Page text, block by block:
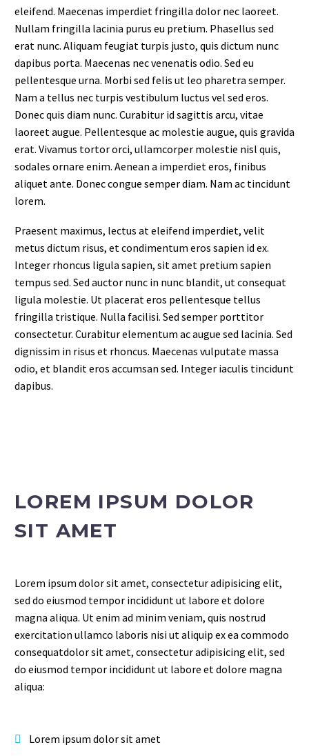
eleifend. Maecenas imperdiet fringilla dolor nec laoreet.
Nullam fringilla lacinia purus eu pretium. Phasellus sed
erat nunc. Aliquam feugiat turpis justo, quis dictum nunc
dapibus porta. Maecenas nec venenatis odio. Sed eu
pellentesque urna. Morbi sed felis ut leo pharetra semper.
Nam a tellus nec turpis vestibulum luctus vel sed eros.
Donec quis diam nunc. Curabitur id sagittis arcu, vitae
laoreet augue. Pellentesque ac molestie augue, quis gravida
erat. Vivamus tortor orci, ullamcorper molestie nisl quis,
sodales ornare enim. Aenean a imperdiet eros, finibus
aliquet ante. Donec congue semper diam. Nam ac tincidunt
lorem.
Praesent maximus, lectus at eleifend imperdiet, velit
metus dictum risus, et condimentum eros sapien id ex.
Integer rhoncus ligula sapien, sit amet pretium sapien
tempus sed. Sed auctor nunc in nunc blandit, ut consequat
ligula molestie. Ut placerat eros pellentesque tellus
fringilla tristique. Nulla facilisi. Sed semper porttitor
consectetur. Curabitur elementum ac augue sed lacinia. Sed
dignissim in risus et rhoncus. Maecenas vulputate massa
odio, et blandit eros accumsan sed. Integer iaculis tincidunt
dapibus.
LOREM IPSUM DOLOR
SIT AMET
Lorem ipsum dolor sit amet, consectetur adipisicing elit,
sed do eiusmod tempor incididunt ut labore et dolore
magna aliqua. Ut enim ad minim veniam, quis nostrud
exercitation ullamco laboris nisi ut aliquip ex ea commodo
consequatdolor sit amet, consectetur adipisicing elit, sed
do eiusmod tempor incididunt ut labore et dolore magna
aliqua:
Lorem ipsum dolor sit amet